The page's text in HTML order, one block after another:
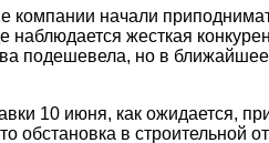
компании начали
наблюдается жесткая
подешевела, но в
10 июня, как ожидается,
обстановка в строительной